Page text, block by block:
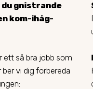
du gnistrande
kom-ihåg-
ett så bra jobb som
vi dig förbereda